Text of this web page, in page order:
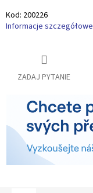
Kod: 200226
Informacje szczegółowe
ZADAJ PYTANIE